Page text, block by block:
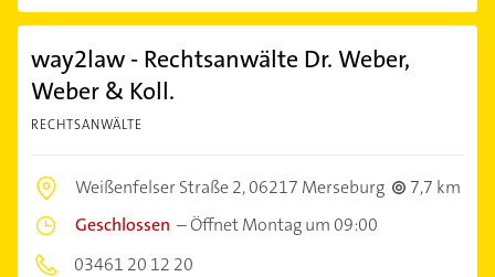
way2law - Rechtsanwälte Dr. Weber,
Weber & Koll.
RECHTSANWÄLTE
Weißenfelser Straße 2,06217 Merseburg
7,7 km
Geschlossen –Öffnet Montag um 09:00
03461 20 12 20